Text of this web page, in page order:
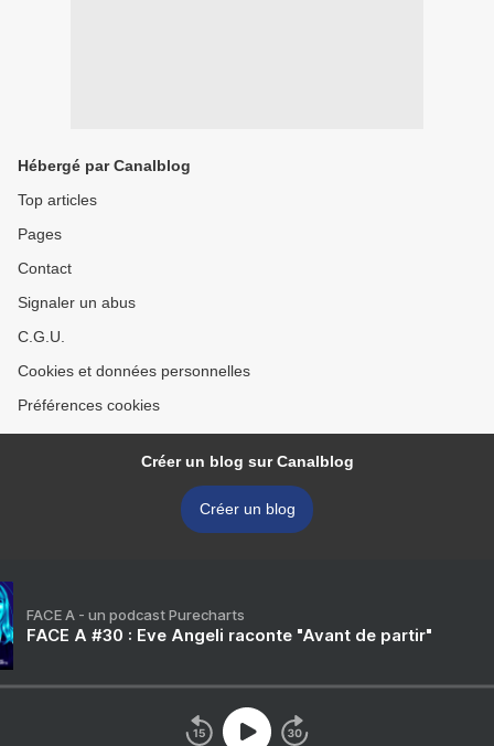
Hébergé par Canalblog
Top articles
Pages
Contact
Signaler un abus
C.G.U.
Cookies et données personnelles
Préférences cookies
Créer un blog sur Canalblog
Créer un blog
FACE A - un podcast Purecharts
FACE A #30 : Eve Angeli raconte "Avant de partir"